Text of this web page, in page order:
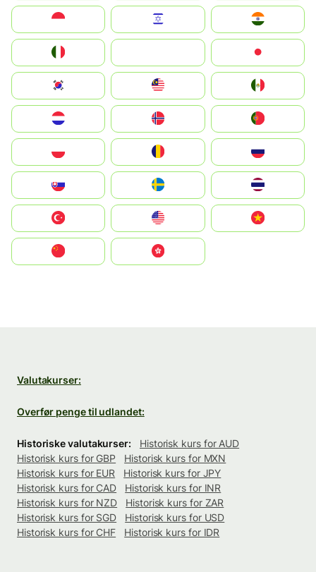
South Korea
United States
中國香港特別行政區
Valutakurser:
Overfør penge til udlandet:
Historiske valutakurser:
Historisk kurs for AUD
Historisk kurs for GBP
Historisk kurs for MXN
Historisk kurs for EUR
Historisk kurs for JPY
Historisk kurs for CAD
Historisk kurs for INR
Historisk kurs for NZD
Historisk kurs for ZAR
Historisk kurs for SGD
Historisk kurs for USD
Historisk kurs for CHF
Historisk kurs for IDR